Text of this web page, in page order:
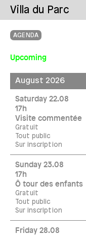
Villa du Parc
AGENDA
Upcoming
August 2026
Saturday 22.08
17h
Visite commentée
Gratuit
Tout public
Sur inscription
Sunday 23.08
17h
Ô tour des enfants
Gratuit
Tout public
Sur inscription
Friday 28.08